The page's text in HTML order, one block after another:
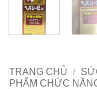
TRANG CHỦ /
PHẨM CHỨC